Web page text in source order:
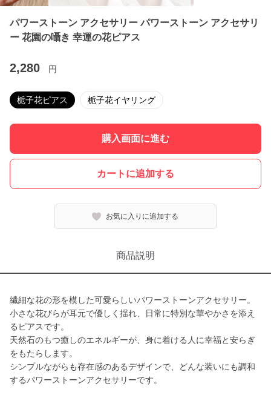
パワーストーン アクセサリー パワーストーン アクセサリ
ー 花園の囁き 幸運の花ピアス
2,280 円
栀子花ピアス 栀子花イヤリング
購入画面に進む
カートに追加する
お気に入りに追加する
商品説明
繊細な花の形を模した可愛らしいパワーストーンアクセサリー。
小さな花びらが耳元で優しく揺れ、日常に特別な華やかさを添え
るピアスです。
天然石のもつ癒しのエネルギーが、身に着ける人に幸福と安らぎ
をもたらします。
シンプルながらも存在感のあるデザインで、どんな装いにも調和
するパワーストーンアクセサリーです。